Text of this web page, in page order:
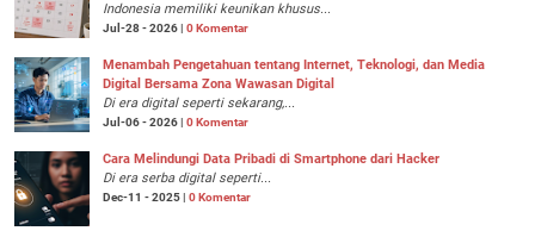
Indonesia memiliki keunikan khusus...
Jul-28 - 2026 | 0 Komentar
Menambah Pengetahuan tentang Internet, Teknologi, dan Media
Digital Bersama Zona Wawasan Digital
Di era digital seperti sekarang,...
Jul-06 - 2026 | 0 Komentar
Cara Melindungi Data Pribadi di Smartphone dari Hacker
Di era serba digital seperti...
Dec-11 - 2025 | 0 Komentar